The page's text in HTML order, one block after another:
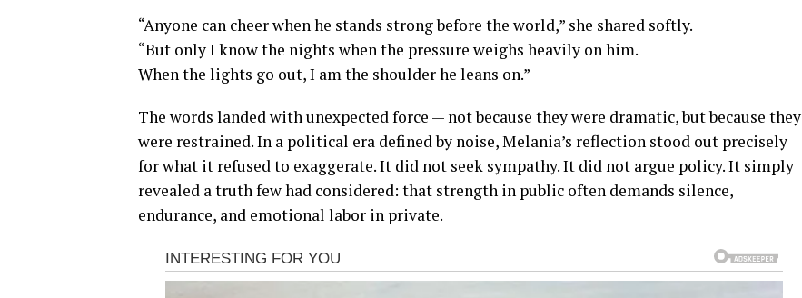
“Anyone can cheer when he stands strong before the world,” she shared softly.
“But only I know the nights when the pressure weighs heavily on him.
When the lights go out, I am the shoulder he leans on.”
The words landed with unexpected force — not because they were dramatic, but because they
were restrained. In a political era defined by noise, Melania’s reflection stood out precisely
for what it refused to exaggerate. It did not seek sympathy. It did not argue policy. It simply
revealed a truth few had considered: that strength in public often demands silence,
endurance, and emotional labor in private.